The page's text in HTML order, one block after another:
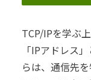
TCP/IPを学ぶ
「IPアドレス
らは、通信先